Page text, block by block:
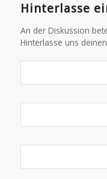
Hinterlasse
An der Diskussion
Hinterlasse uns